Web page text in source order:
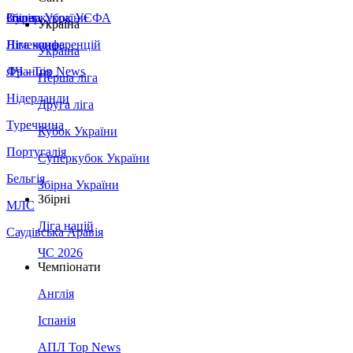
Збірна України
Італія
Німеччина
Франція
Нідерланди
Туреччина
Португалія
Бельгія
МЛС
Саудівська Аравія
Суперкубок УЄФА
Ліга конференцій
ЛЧ - Top News
Україна
Україна
Перша ліга
Друга ліга
Кубок України
Суперкубок України
Збірна України
Збірні
Ліга націй
ЧС 2026
Чемпіонати
Англія
Іспанія
АПЛ Top News